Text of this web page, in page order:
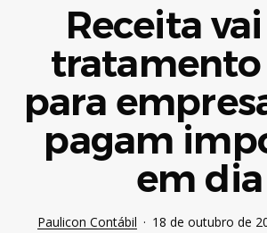
Receita
tratamento
para
pagam
em dia
Paulicon Contábil 18 de outubro de